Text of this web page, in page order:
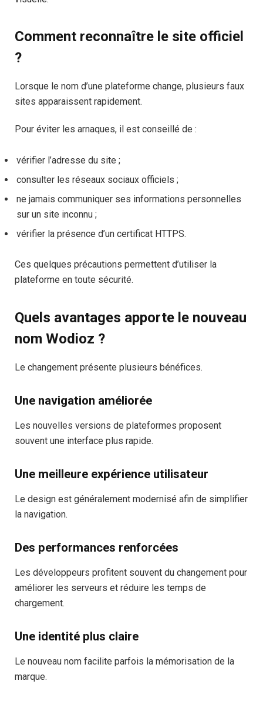
Comment reconnaître le site officiel
?
Lorsque le nom d’une plateforme change, plusieurs faux
sites apparaissent rapidement.
Pour éviter les arnaques, il est conseillé de :
vérifier l’adresse du site ;
consulter les réseaux sociaux officiels ;
ne jamais communiquer ses informations personnelles
sur un site inconnu ;
vérifier la présence d’un certificat HTTPS.
Ces quelques précautions permettent d’utiliser la
plateforme en toute sécurité.
Quels avantages apporte le nouveau
nom Wodioz ?
Le changement présente plusieurs bénéfices.
Une navigation améliorée
Les nouvelles versions de plateformes proposent
souvent une interface plus rapide.
Une meilleure expérience utilisateur
Le design est généralement modernisé afin de simplifier
la navigation.
Des performances renforcées
Les développeurs profitent souvent du changement pour
améliorer les serveurs et réduire les temps de
chargement.
Une identité plus claire
Le nouveau nom facilite parfois la mémorisation de la
marque.